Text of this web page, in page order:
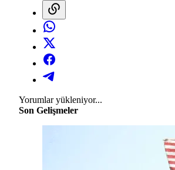
Yorumlar yükleniyor...
Son Gelişmeler